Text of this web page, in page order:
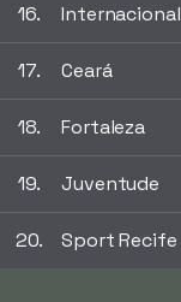
16. Internacional
17. Ceará
18. Fortaleza
19. Juventude
20. Sport Recife